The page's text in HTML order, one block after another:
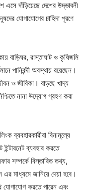
দাঁড়িয়েছে দেশের উদ্ভাবনী
যোগাযোগের চাহিদা পূরণে
বাড়িঘর, রাস্তাঘাট ও কৃষিজমি
পানিবন্দী অবস্থায় রয়েছেন।
ও জীবিকা। বাড়ছে খাদ্য
নানা উদ্যোগ গ্রহণ করা
ব্যবহারকারীরা বিনামূল্যে
ব্যবহার করতে
সম্পর্কে বিস্তারিত তথ্য,
মাধ্যমে জানিয়ে দেয়া হবে।
যোগাযোগ করতে পারেন এবং